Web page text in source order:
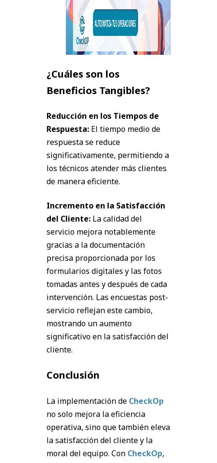
¿Cuáles son los
Beneficios Tangibles?
Reducción en los Tiempos de
Respuesta: El tiempo medio de
respuesta se reduce
significativamente, permitiendo a
los técnicos atender más clientes
de manera eficiente.
Incremento en la Satisfacción
del Cliente: La calidad del
servicio mejora notablemente
gracias a la documentación
precisa proporcionada por los
formularios digitales y las fotos
tomadas antes y después de cada
intervención. Las encuestas post-
servicio reflejan este cambio,
mostrando un aumento
significativo en la satisfacción del
cliente.
Conclusión
La implementación de CheckOp
no solo mejora la eficiencia
operativa, sino que también eleva
la satisfacción del cliente y la
moral del equipo. Con CheckOp,